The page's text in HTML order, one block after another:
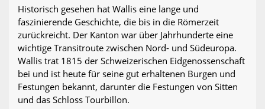
Historisch gesehen hat Wallis eine lange und
faszinierende Geschichte, die bis in die Römerzeit
zurückreicht. Der Kanton war über Jahrhunderte eine
wichtige Transitroute zwischen Nord- und Südeuropa.
Wallis trat 1815 der Schweizerischen Eidgenossenschaft
bei und ist heute für seine gut erhaltenen Burgen und
Festungen bekannt, darunter die Festungen von Sitten
und das Schloss Tourbillon.